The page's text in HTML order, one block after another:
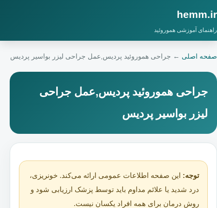
hemm.ir
راهنمای آموزشی هموروئید
صفحه اصلی ← جراحی هموروئید پردیس,عمل جراحی لیزر بواسیر پردیس
جراحی هموروئید پردیس,عمل جراحی
لیزر بواسیر پردیس
توجه: این صفحه اطلاعات عمومی ارائه می‌کند. خونریزی،
درد شدید یا علائم مداوم باید توسط پزشک ارزیابی شود و
روش درمان برای همه افراد یکسان نیست.